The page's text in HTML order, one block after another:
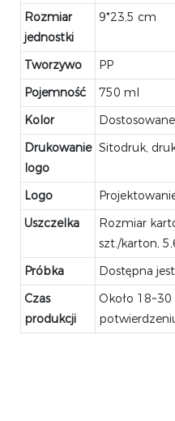
Rozmiar
jednostki
9*23,5 cm
Tworzywo
PP
Pojemność
750 ml
Kolor
Dostosowane
Drukowanie
logo
Sitodruk,
Logo
Uszczelka
Rozmiar
szt./karton,
Próbka
Dostępna
Czas
produkcji
Około